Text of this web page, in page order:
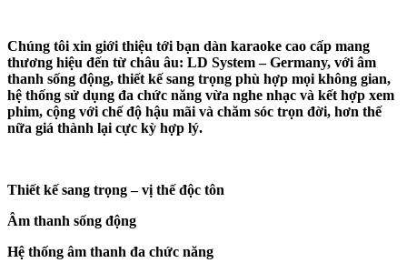
Chúng tôi xin giới thiệu tới bạn dàn karaoke cao cấp mang
thương hiệu đến từ châu âu: LD System – Germany, với âm
thanh sống động, thiết kế sang trọng phù hợp mọi không gian,
hệ thống sử dụng đa chức năng vừa nghe nhạc và kết hợp xem
phim, cộng với chế độ hậu mãi và chăm sóc trọn đời, hơn thế
nữa giá thành lại cực kỳ hợp lý.
Thiết kế sang trọng – vị thế độc tôn
Âm thanh sống động
Hệ thống âm thanh đa chức năng